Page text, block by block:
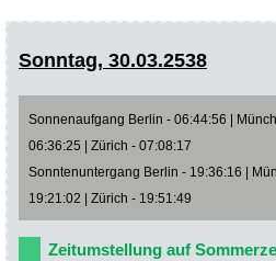
Sonntag, 30.03.2538
Sonnenaufgang Berlin - 06:44:56 |
06:36:25 | Zürich - 07:08:17
Sonntenuntergang Berlin - 19:36:16 |
19:21:02 | Zürich - 19:51:49
Zeitumstellung auf